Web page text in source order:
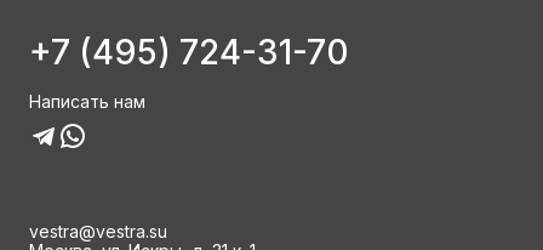
+7 (495) 724-31-70
Написать нам
vestra@vestra.su